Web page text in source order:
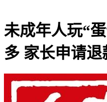
未成年人玩“
多 家长申请退